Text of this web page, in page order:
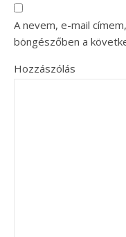
A nevem, e-mail
böngészőben a
Hozzászólás